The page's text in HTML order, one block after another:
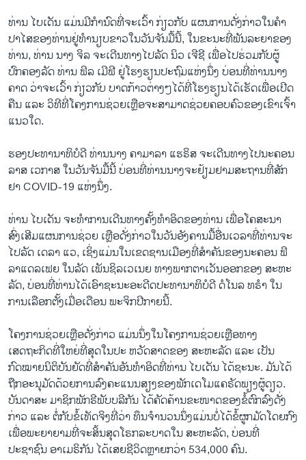
ທ່ານ ໄບເດັນ ແມ່ນມີກຳນົດທີ່ຈະເວົ້າ ກ່ຽວກັບ ແຜນການດັ່ງກ່າວໃນຄຳ
ປາໄສຂອງທ່ານຢູ່ທຳນຽບຂາວໃນວັນຈັນມື້ນີ້, ໃນຂະນະທີ່ພັນລະຍາຂອງ
ທ່ານ, ທ່ານ ນາງ ຈິລ ຈະເດີນທາງໄປລັດ ນິວ ເຈີຊີ ເພື່ອໄປຮ່ວມກັບຜູ້
ປົກຄອງລັດ ທ່ານ ຟິລ ເມີຟີ ຢູ່ໂຮງຮຽນປະຖົມແຫ່ງນຶ່ງ ບ່ອນທີ່ທ່ານນາງ
ຄາດ ວ່າຈະເວົ້າ ກ່ຽວກັບ ບາດກ້າວຕ່າງໆໄດ້ທີ່ໂຮງຮຽນໄດ້ເຮັດເພື່ອເປີດ
ຄືນ ແລະ ວິທີທີ່ໂຄງການຊ່ວຍເຫຼືອຈະສາມາດຊ່ວຍຄອບຄົວຂອງເຂົາເຈົ້າ
ແນວໃດ.
ຮອງປະທານາທິບໍດີ ທ່ານນາງ ຄາມາລາ ແຮຣິສ ຈະເດີນທາງໄປນະຄອນ
ລາສ ເວກາສ ໃນວັນຈັນມື້ນີ້ ບ່ອນທີ່ທ່ານນາງຈະຢ້ຽມຢາມສະຖານທີ່ສັກ
ຢາ COVID-19 ແຫ່ງນຶ່ງ.
ທ່ານ ໄບເດັນ ຈະທຳການເດີນທາງຄັ້ງທຳອິດຂອງທ່ານ ເພື່ອໂຄສະນາ
ສົ່ງເສີມແຜນການຊ່ວຍ ເຫຼືອດັ່ງກ່າວໃນວັນອັງຄານມື້ອື່ນເວລາທີ່ທ່ານຈະ
ໄປລັດ ເດລາ ແວ, ເຊິ່ງແມ່ນໃນເຂດຊານເມືອງທີ່ສຳຄັນຂອງນະຄອນ ຟິ
ລາແດລເຟຍ ໃນລັດ ເພັນຊິລເວເນຍ ທາງພາກຕາເວັນອອກຂອງ ສະຫະ
ລັດ, ບ່ອນທີ່ທ່ານໄດ້ເອົາຊະນະອະດີດປະທານາທິບໍດີ ດໍໂນລ ທຣຳ ໃນ
ການເລືອກຕັ້ງເມື່ອເດືອນ ພະຈິກປີກາຍນີ້.
ໂຄງການຊ່ວຍເຫຼືອດັ່ງກ່າວ ແມ່ນນຶ່ງໃນໂຄງການຊ່ວຍເຫຼືອທາງ
ເສດຖະກິດທີ່ໃຫຍ່ທີ່ສຸດໃນປະ ຫວັດສາດຂອງ ສະຫະລັດ ແລະ ເປັນ
ກົດໝາຍນິຕິບັນຍັດທີ່ສຳຄັນອັນທຳອິດທີ່ທ່ານ ໄບເດັນ ໄດ້ຊະນະ. ມັນໄດ້
ຖືກອະນຸມັດດ້ວຍການລົງຄະແນນສຽງຂອງພັກເດໂມແຄຣັດພຽງຜູ້ດຽວ.
ບັນດາສະ ມາຊິກພັກຣີພັບບລີກັນ ໄດ້ຄັດຄ້ານຂະໜາດຂອງຂໍ້ຕົກລົງດັ່ງ
ກ່າວ ແລະ ຕໍ່ກັບຂໍ້ເທັດຈິງທີ່ວ່າ ທຶນຈຳນວນນຶ່ງແມ່ນບໍ່ໄດ້ຂໍ້ຜູກມັດໂດຍກົງ
ເພື່ອພະຍາຍາມທີ່ຈະສິ້ນສຸດໂຣກລະບາດໃນ ສະຫະລັດ, ບ່ອນທີ່
ປະຊາຊົນ ອາເມຣິກັນ ໄດ້ເສຍຊີວິດຫຼາຍກວ່າ 534,000 ຄົນ.